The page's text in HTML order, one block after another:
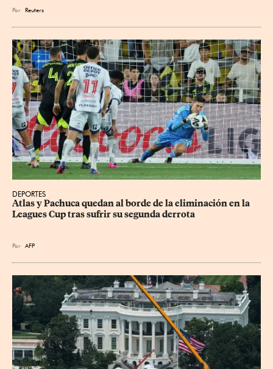
Por Reuters
DEPORTES
Atlas y Pachuca quedan al borde de la eliminación en la
Leagues Cup tras sufrir su segunda derrota
Por AFP